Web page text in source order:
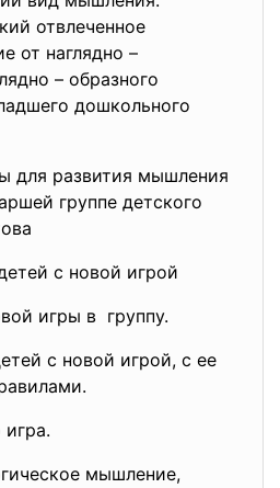
отвлеченное
от наглядно –
– образного
дошкольного
для развития мышления
группе детского
с новой игрой
игры в группу.
с новой игрой, с ее
мышление,